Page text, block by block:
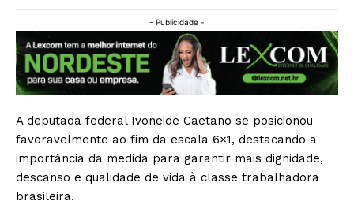
- Publicidade -
A deputada federal Ivoneide Caetano se posicionou
favoravelmente ao fim da escala 6×1, destacando a
importância da medida para garantir mais dignidade,
descanso e qualidade de vida à classe trabalhadora
brasileira.